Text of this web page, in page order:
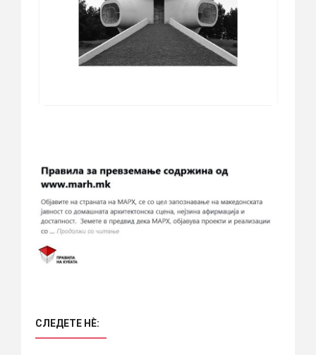
СЛЕДЕТЕ НÈ: